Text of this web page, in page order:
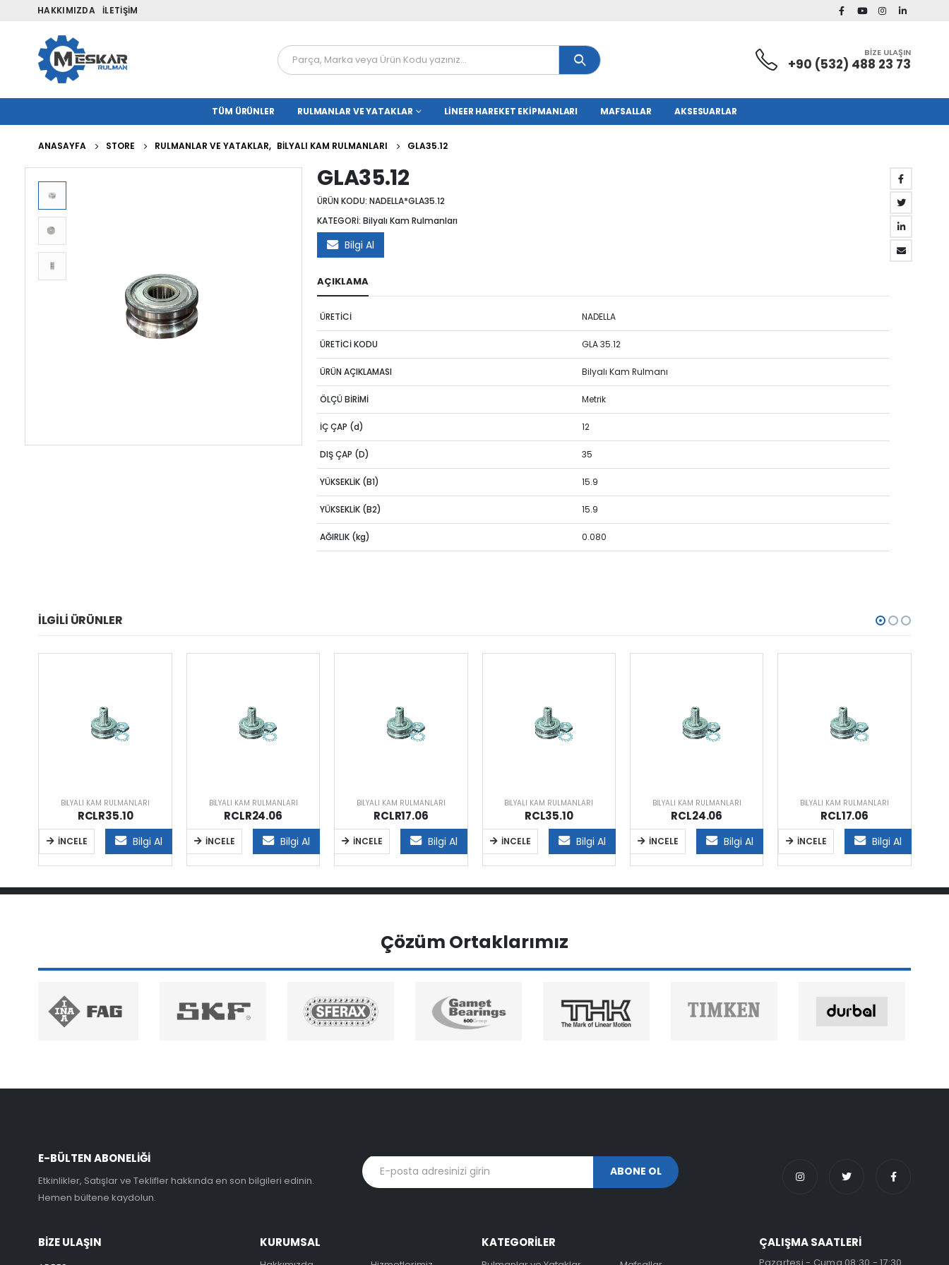
HAKKIMIZDA İLETIŞIM
BİZE ULAŞIN
+90 (532) 488 23 73
TÜM ÜRÜNLER RULMANLAR VE YATAKLAR LINEER HAREKET EKIPMANLARI MAFSALLAR AKSESUARLAR
ANASAYFA STORE RULMANLAR VE YATAKLAR, BILYALI KAM RULMANLARI GLA35.12
GLA35.12
ÜRÜN KODU:NADELLA*GLA35.12
KATEGORİ:Bilyalı Kam Rulmanları
Bilgi Al
AÇIKLAMA
ÜRETİCİ NADELLA
ÜRETİCİ KODU GLA 35.12
ÜRÜN AÇIKLAMASI Bilyalı Kam Rulmanı
ÖLÇÜ BİRİMİ Metrik
İÇ ÇAP (d) 12
DIŞ ÇAP (D) 35
YÜKSEKLİK (B1) 15.9
YÜKSEKLİK (B2) 15.9
AĞIRLIK (kg) 0.080
İLGILI ÜRÜNLER
BILYALI KAM RULMANLARI
RCLR35.10
İNCELE Bilgi Al
BILYALI KAM RULMANLARI
RCLR24.06
İNCELE Bilgi Al
BILYALI KAM RULMANLARI
RCLR17.06
İNCELE Bilgi Al
BILYALI KAM RULMANLARI
RCL35.10
İNCELE Bilgi Al
BILYALI KAM RULMANLARI
RCL24.06
İNCELE Bilgi Al
BILYALI KAM RULMANLARI
RCL17.06
İNCELE Bilgi Al
Çözüm Ortaklarımız
E-BÜLTEN ABONELİĞİ
Etkinlikler, Satışlar ve Teklifler hakkında en son bilgileri edinin.
Hemen bültene kaydolun.
BİZE ULAŞIN KURUMSAL KATEGORİLER ÇALIŞMA SAATLERİ